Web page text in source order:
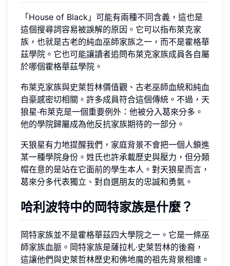
「House of Black」可能有兩種不同含義，這也是
這個搜尋詞容易被誤解的原因。它可以指布萊克家
族，也就是古老的純血巫師家族之一，而不是霍格華
茲學院。它也可能讓讀者追問布萊克家族成員各自屬
於哪個霍格華茲學院。
布萊克家族與史萊哲林價值觀、古老巫師血統和純血
自豪感密切相關。許多成員符合這個傳統。不過，天
狼星·布萊克是一個重要例外：他被分入葛來分多。
他的學院歸屬成為他反抗家族期待的一部分。
天狼星有力地提醒我們，家庭背景不會把一個人鎖進
某一種學院身份。姓氏也許承載歷史與壓力，但分類
帽在意的是站在它面前的學生本人。對天狼星而言，
葛來分多代表獨立、對自選朋友的忠誠和勇氣。
哈利波特中的岡特家族是什麼？
岡特家族並不是霍格華茲四大學院之一。它是一條巫
師家族血脈。岡特家族是薩拉札·史萊哲林的後裔，
這讓他們與史萊哲林歷史和佛地魔的祖先背景相連。